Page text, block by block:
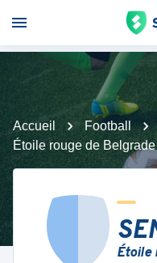
Accueil Football
Étoile rouge de Belgrade
Étoile